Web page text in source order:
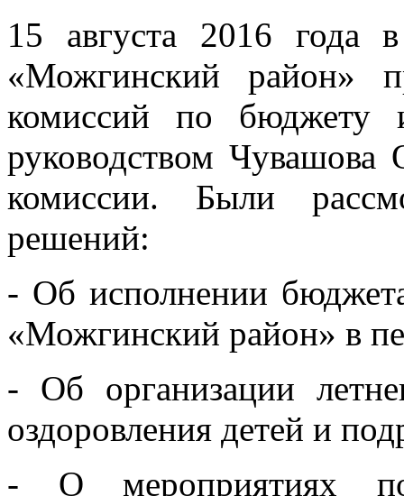
15 августа 2016 года
«Можгинский район»
комиссий по бюджету
руководством Чувашова
комиссии. Были
решений:
- Об исполнении
«Можгинский район» в
- Об организации
оздоровления детей и
- О мероприятиях по